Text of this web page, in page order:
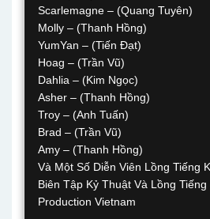
Scarlemagne – (Quang Tuyên)
Molly – (Thanh Hồng)
YumYan – (Tiến Đạt)
Hoag – (Trần Vũ)
Dahlia – (Kim Ngọc)
Asher – (Thanh Hồng)
Troy – (Anh Tuấn)
Brad – (Trần Vũ)
Amy – (Thanh Hồng)
Và Một Số Diễn Viên Lồng Tiếng
Biên Tập Kỷ Thuật Và Lồng
Production Vietnam